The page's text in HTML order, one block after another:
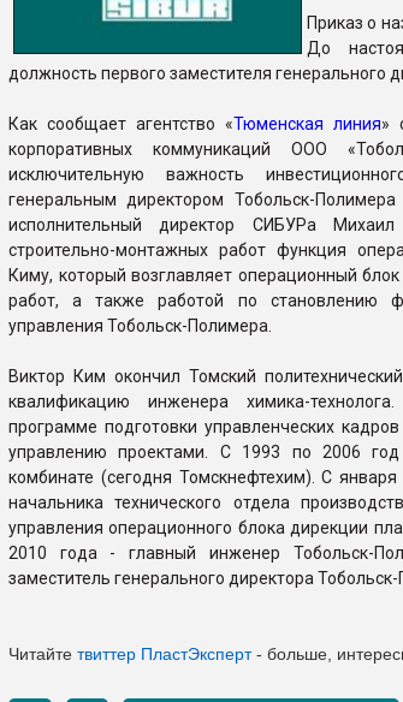
Приказ о
До
должность первого заместителя генерального
Как сообщает агентство «Тюменская линия»
корпоративных коммуникаций ООО
исключительную важность
генеральным директором Тобольск-
исполнительный директор СИБУРа
строительно-монтажных работ функция
Киму, который возглавляет операционный
работ, а также работой по становлению
управления Тобольск-Полимера.
Виктор Ким окончил Томский
квалификацию инженера химика-
программе подготовки управленческих
управлению проектами. С 1993 по 2006
комбинате (сегодня Томскнефтехим). С
начальника технического отдела
управления операционного блока дирекции
2010 года - главный инженер Тобольск-
заместитель генерального директора
Читайте твиттер ПластЭксперт- больше,